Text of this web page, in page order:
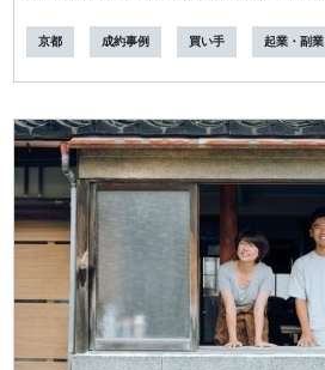
京都 成約事例 買い手 起業・副業